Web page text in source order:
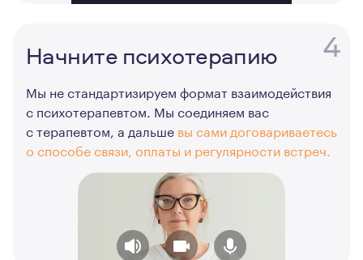
4
Начните психотерапию
Мы не стандартизируем формат взаимодействия
с психотерапевтом. Мы соединяем вас
с терапевтом, а дальше вы сами договариваетесь
о способе связи, оплаты и регулярности встреч.